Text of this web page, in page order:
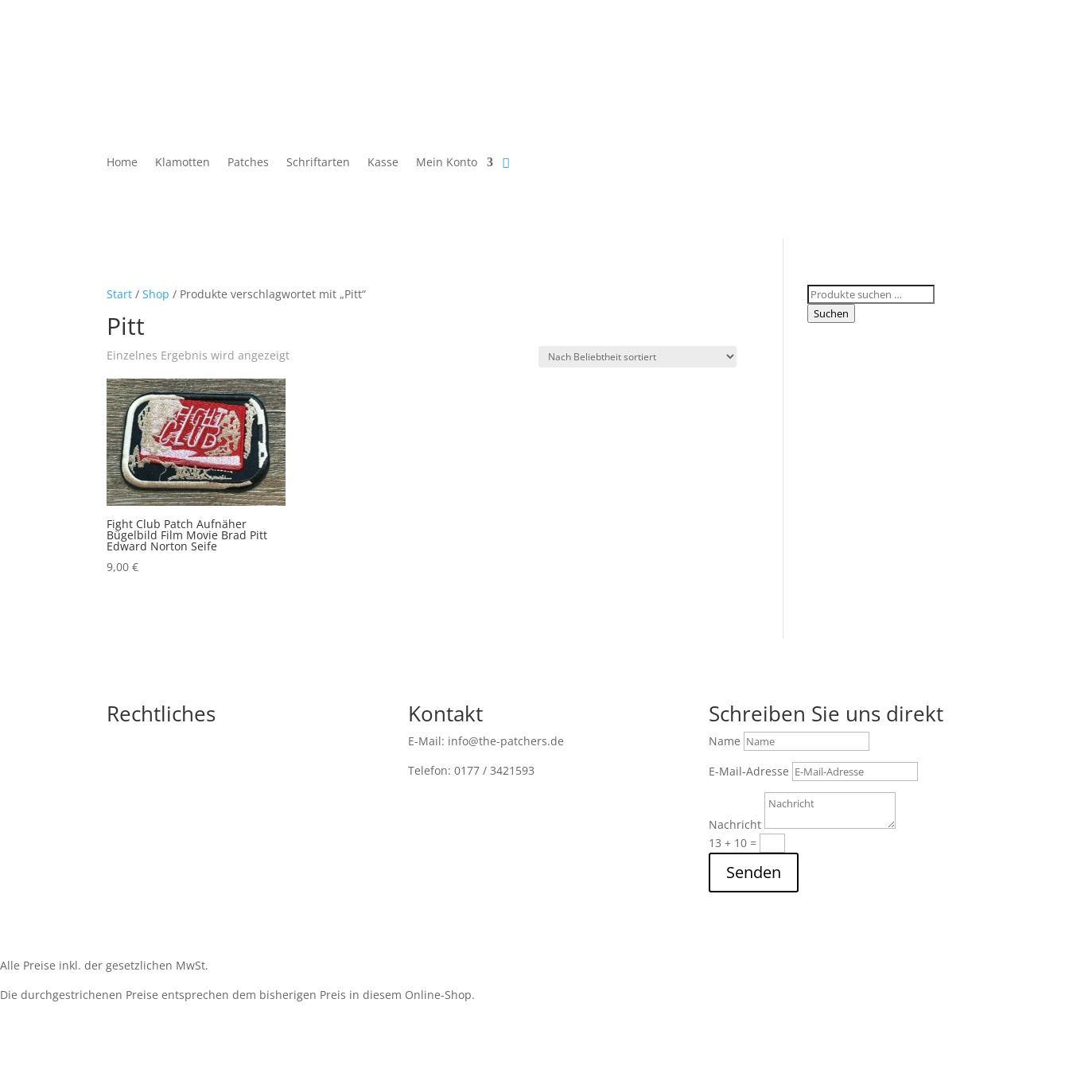
Home Klamotten Patches Schriftarten Kasse Mein Konto
Start /Shop / Produkte verschlagwortet mit „Pitt“
Pitt
Einzelnes Ergebnis wird angezeigt
Fight Club Patch Aufnäher
Bügelbild Film Movie Brad Pitt
Edward Norton Seife
9,00€
Suchen
nach:
Suchen
Rechtliches Kontakt
E-Mail: info@the-patchers.de
Telefon: 0177 / 3421593
Schreiben Sie uns direkt
Name
E-Mail-Adresse
Nachricht
13 + 10=
Senden
Alle Preise inkl. der gesetzlichen MwSt.
Die durchgestrichenen Preise entsprechen dem bisherigen Preis in diesem Online-Shop.